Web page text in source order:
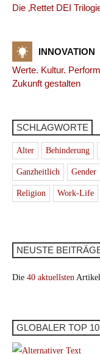
Die ‚Rettet DEI
INNOVATION
Werte. Kultur.
Zukunft gestalten
SCHLAGWORTE
Alter Behinderung
Ganzheitlich Gender
Religion Work-Life
NEUSTE
Die 40 aktuellsten Artikel
GLOBALER TOP